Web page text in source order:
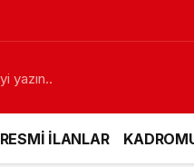
RESMİ İLANLAR